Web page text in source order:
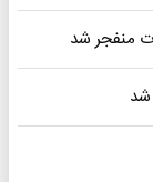
منفجر شد
شد